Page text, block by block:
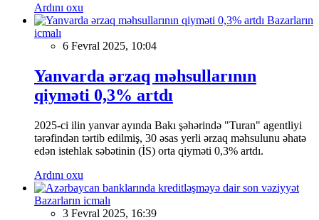
Ardını oxu
Bazarların
icmalı
6 Fevral 2025, 10:04
Yanvarda ərzaq məhsullarının
qiyməti 0,3% artdı
2025-ci ilin yanvar ayında Bakı şəhərində "Turan" agentliyi
tərəfindən tərtib edilmiş, 30 əsas yerli ərzaq məhsulunu əhatə
edən istehlak səbətinin (İS) orta qiyməti 0,3% artdı.
Ardını oxu
Bazarların icmalı
3 Fevral 2025, 16:39